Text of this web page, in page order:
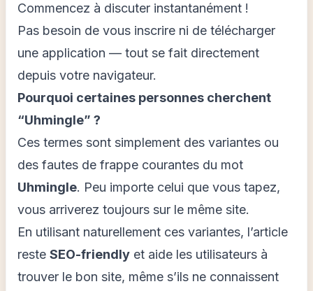
Commencez à discuter instantanément !
Pas besoin de vous inscrire ni de télécharger
une application — tout se fait directement
depuis votre navigateur.
Pourquoi certaines personnes cherchent
“Uhmingle” ?
Ces termes sont simplement des variantes ou
des fautes de frappe courantes du mot
Uhmingle. Peu importe celui que vous tapez,
vous arriverez toujours sur le même site.
En utilisant naturellement ces variantes, l’article
reste SEO-friendly et aide les utilisateurs à
trouver le bon site, même s’ils ne connaissent